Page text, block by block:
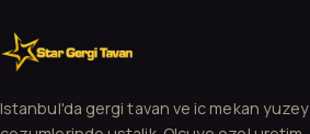
Istanbul'da gergi tavan ve ic mekan yuzey